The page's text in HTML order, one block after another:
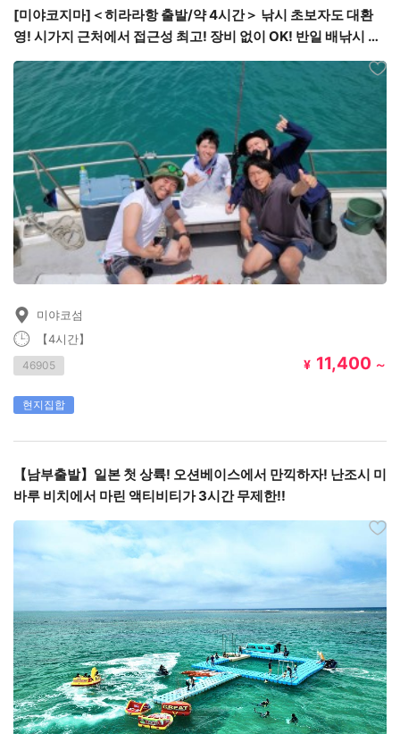
[미야코지마]＜히라라항 출발/약 4시간＞ 낚시 초보자도 대환
영! 시가지 근처에서 접근성 최고! 장비 없이 OK! 반일 배낚시 투
어
미야코섬
【4시간】
46905 ¥ 11,400 ～
현지집합
【남부출발】일본 첫 상륙! 오션베이스에서 만끽하자! 난조시 미
바루 비치에서 마린 액티비티가 3시간 무제한!!